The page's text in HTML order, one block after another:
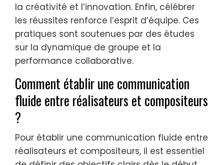
la créativité et l’innovation. Enfin, célébrer
les réussites renforce l’esprit d’équipe. Ces
pratiques sont soutenues par des études
sur la dynamique de groupe et la
performance collaborative.
Comment établir une communication
fluide entre réalisateurs et compositeurs
?
Pour établir une communication fluide entre
réalisateurs et compositeurs, il est essentiel